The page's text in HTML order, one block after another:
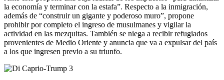
la economía y terminar con la estafa”. Respecto a la inmigración,
además de “construir un gigante y poderoso muro”, propone
prohibir por completo el ingreso de musulmanes y vigilar la
actividad en las mezquitas. También se niega a recibir refugiados
provenientes de Medio Oriente y anuncia que va a expulsar del país
a los que ingresen previo a su triunfo.